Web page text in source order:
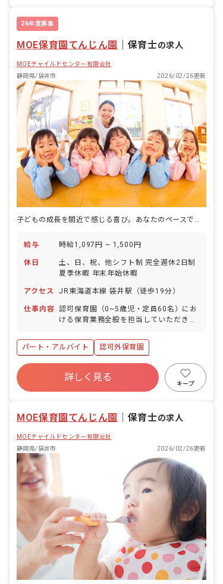
26年度募集
MOE保育園てんじん園 保育士の求人
MOEチャイルドセンター有限会社
静岡県/袋井市
2026/02/26更新
子どもの成長を間近で感じる喜び。あなたのペースで輝ける場所がここにあります。
給与 時給1,097円 ~ 1,500円
休日
土、日、祝、他シフト制 完全週休2日制
夏季休暇 年末年始休暇
アクセス JR東海道本線 袋井駅（徒歩19分）
仕事内容 認可保育園（0~5歳児・定員60名）にお
ける保育業務全般を担当していただきま
排泄介助 ・食事、おやつの介助・補助
・散歩、遊びの補助 ・登降園時の園児の
受け入れ、引き渡し ・おたより帳の記入
持ち帰り業務や残業はほとんどありませ
ん。
パート・アルバイト
認可外保育園
ボーナス・賞与あり
社会保険完備
残業少なめ
詳しく見る
キープ
MOE保育園てんじん園 保育士の求人
MOEチャイルドセンター有限会社
静岡県/袋井市
2026/02/26更新